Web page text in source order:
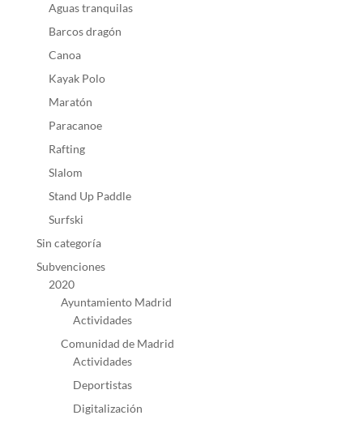
Aguas tranquilas
Barcos dragón
Canoa
Kayak Polo
Maratón
Paracanoe
Rafting
Slalom
Stand Up Paddle
Surfski
Sin categoría
Subvenciones
2020
Ayuntamiento Madrid
Actividades
Comunidad de Madrid
Actividades
Deportistas
Digitalización